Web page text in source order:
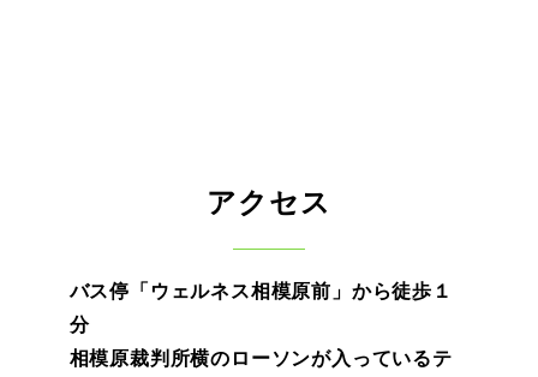
アクセス
バス停「ウェルネス相模原前」から徒歩１
分
相模原裁判所横のローソンが入っているテ